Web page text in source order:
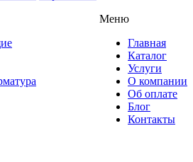
Меню
Главная
Каталог
Услуги
О компании
Об оплате
Блог
Контакты